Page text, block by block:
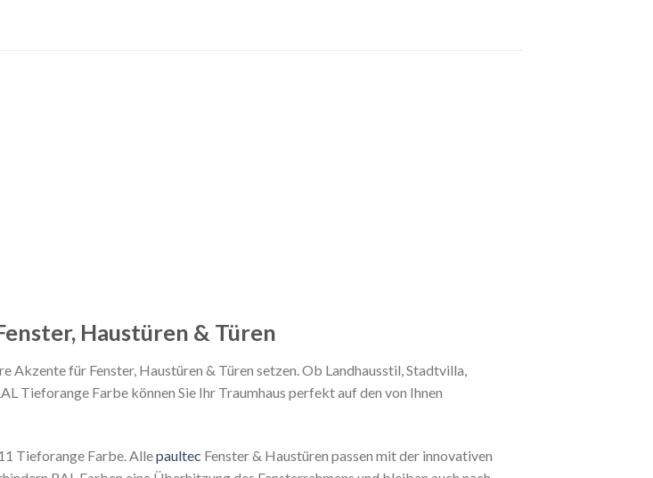
Haustüren & Türen
für Fenster, Haustüren & Türen setzen. Ob Landhausstil, Stadtvilla,
Farbe können Sie Ihr Traumhaus perfekt auf den von Ihnen
Tieforange Farbe. Allepaultec Fenster & Haustüren passen mit der innovativen